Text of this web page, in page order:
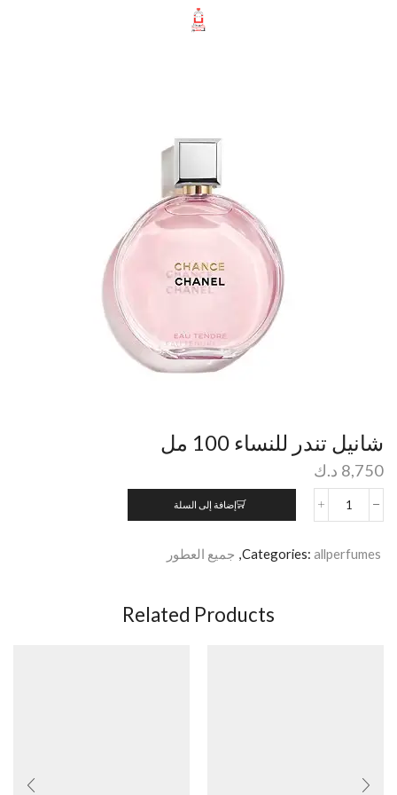
شانيل تندر للنساء 100 مل
8,750 د.ك
إضافة إلى السلة
Categories: allperfumes
, جميع العطور
Related Products